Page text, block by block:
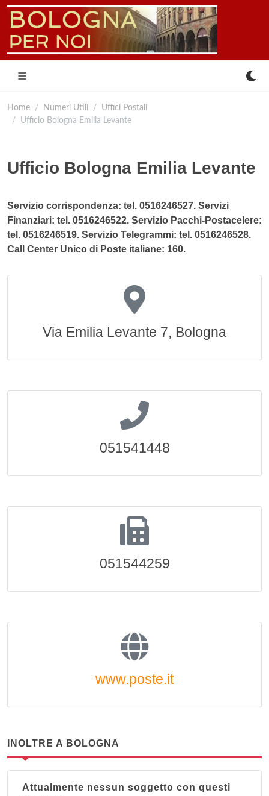
Home Numeri Utili
Uffici Postali
Ufficio Bologna Emilia Levante
Ufficio Bologna Emilia Levante
Servizio corrispondenza: tel. 0516246527. Servizi
Finanziari: tel. 0516246522. Servizio Pacchi-Postacelere:
tel. 0516246519. Servizio Telegrammi: tel. 0516246528.
Call Center Unico di Poste italiane: 160.
Via Emilia Levante 7, Bologna
051541448
051544259
www.poste.it
INOLTRE A BOLOGNA
Attualmente nessun soggetto con questi